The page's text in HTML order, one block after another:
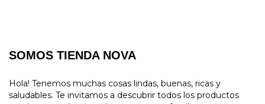
SOMOS TIENDA NOVA
Hola! Tenemos muchas cosas lindas, buenas, ricas y
saludables. Te invitamos a descubrir todos los productos